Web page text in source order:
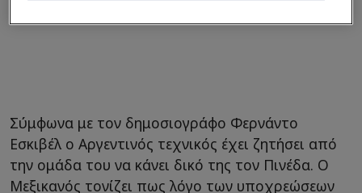
Σύμφωνα με τον δημοσιογράφο Φερνάντο
Εσκιβέλ ο Αργεντινός τεχνικός έχει ζητήσει από
την ομάδα του να κάνει δικό της τον Πινέδα. Ο
Μεξικανός τονίζει πως λόγο των υποχρεώσεων